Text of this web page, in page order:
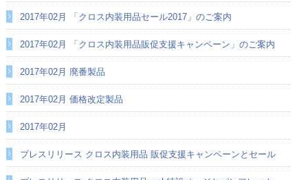
2017年02月 「クロス内装用品セール2017」のご案内
2017年02月 「クロス内装用品販促支援キャンペーン」のご案内
2017年02月 廃番製品
2017年02月 価格改定製品
2017年02月
プレスリリース クロス内装用品 販促支援キャンペーンとセール